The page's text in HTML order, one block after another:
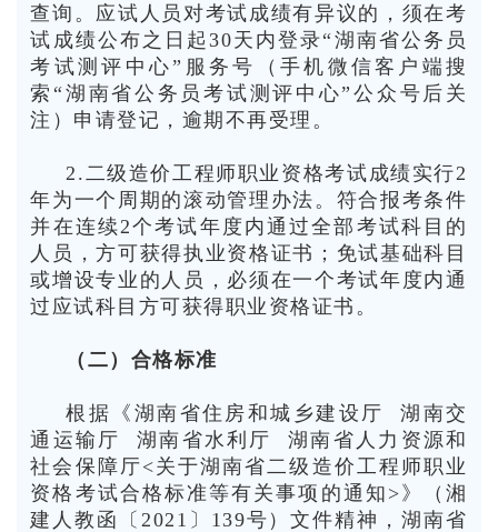
查询。应试人员对考试成绩有异议的，须在考
试成绩公布之日起30天内登录“湖南省公务员
考试测评中心”服务号（手机微信客户端搜
索“湖南省公务员考试测评中心”公众号后关
注）申请登记，逾期不再受理。
2.二级造价工程师职业资格考试成绩实行2
年为一个周期的滚动管理办法。符合报考条件
并在连续2个考试年度内通过全部考试科目的
人员，方可获得执业资格证书；免试基础科目
或增设专业的人员，必须在一个考试年度内通
过应试科目方可获得职业资格证书。
（二）合格标准
根据《湖南省住房和城乡建设厅 湖南交
通运输厅 湖南省水利厅 湖南省人力资源和
社会保障厅<关于湖南省二级造价工程师职业
资格考试合格标准等有关事项的通知>》（湘
建人教函〔2021〕139号）文件精神，湖南省